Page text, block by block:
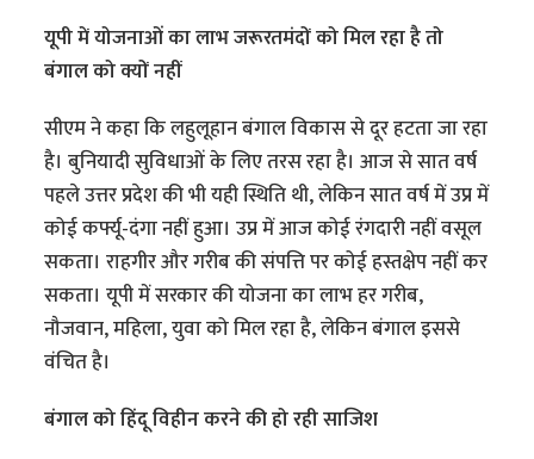
यूपी में योजनाओं का लाभ जरूरतमंदों को मिल रहा है तो
बंगाल को क्यों नहीं
सीएम ने कहा कि लहुलूहान बंगाल विकास से दूर हटता जा रहा
है। बुनियादी सुविधाओं के लिए तरस रहा है। आज से सात वर्ष
पहले उत्तर प्रदेश की भी यही स्थिति थी, लेकिन सात वर्ष में उप्र में
कोई कर्फ्यू-दंगा नहीं हुआ। उप्र में आज कोई रंगदारी नहीं वसूल
सकता। राहगीर और गरीब की संपत्ति पर कोई हस्तक्षेप नहीं कर
सकता। यूपी में सरकार की योजना का लाभ हर गरीब,
नौजवान, महिला, युवा को मिल रहा है, लेकिन बंगाल इससे
वंचित है।
बंगाल को हिंदू विहीन करने की हो रही साजिश